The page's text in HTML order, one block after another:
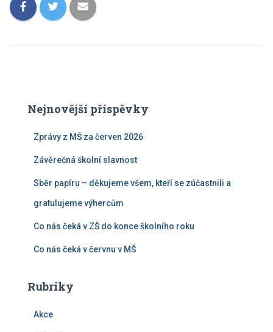
Nejnovější příspěvky
Zprávy z MŠ za červen 2026
Závěrečná školní slavnost
Sběr papíru – děkujeme všem, kteří se zúčastnili a
gratulujeme výhercům
Co nás čeká v ZŠ do konce školního roku
Co nás čeká v červnu v MŠ
Rubriky
Akce